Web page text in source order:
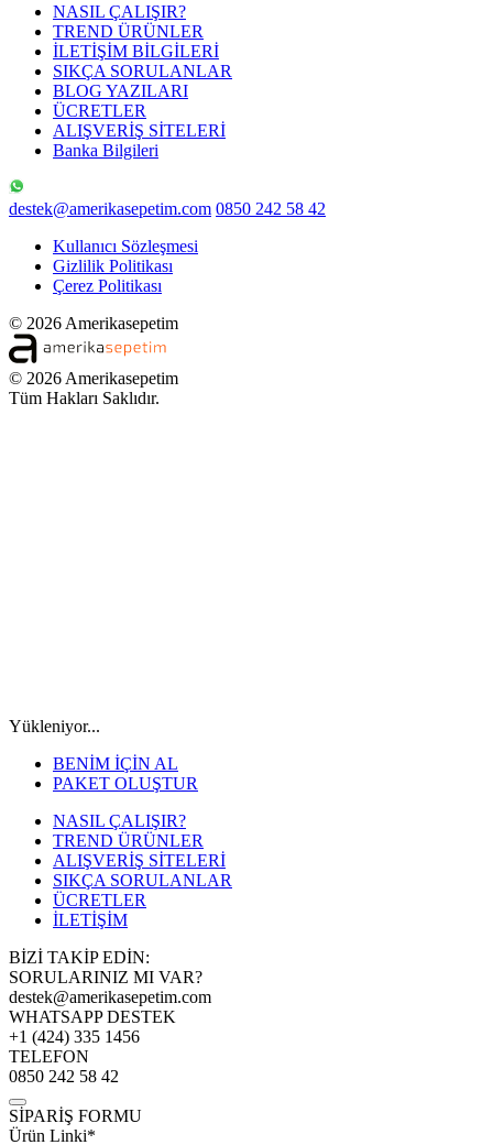
NASIL ÇALIŞIR?
TREND ÜRÜNLER
İLETİŞİM BİLGİLERİ
SIKÇA SORULANLAR
BLOG YAZILARI
ÜCRETLER
ALIŞVERİŞ SİTELERİ
Banka Bilgileri
destek@amerikasepetim.com 0850 242 58 42
Kullanıcı Sözleşmesi
Gizlilik Politikası
Çerez Politikası
© 2026 Amerikasepetim
© 2026 Amerikasepetim
Tüm Hakları Saklıdır.
Yükleniyor...
BENİM İÇİN AL
PAKET OLUŞTUR
NASIL ÇALIŞIR?
TREND ÜRÜNLER
ALIŞVERİŞ SİTELERİ
SIKÇA SORULANLAR
ÜCRETLER
İLETİŞİM
BİZİ TAKİP EDİN:
SORULARINIZ MI VAR?
destek@amerikasepetim.com
WHATSAPP DESTEK
+1 (424) 335 1456
TELEFON
0850 242 58 42
SİPARİŞ FORMU
Ürün Linki*